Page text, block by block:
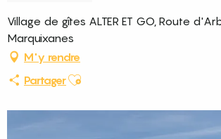
Village de gîtes ALTER ET GO, Route
Marquixanes
M'y rendre
PartagerAjouter aux favoris